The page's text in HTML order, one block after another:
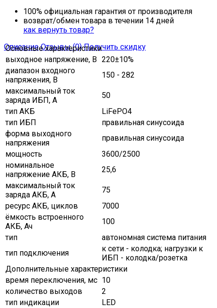
100% официальная гарантия от производителя
возврат/обмен товара в течении 14 дней
как вернуть товар?
Описание Отзывы (0) Получить скидку
Основные характеристики
выходное напряжение, В 220±10%
диапазон входного
напряжения, В
150 - 282
максимальный ток
заряда ИБП, A
50
тип АКБ
LiFePO4
тип ИБП
правильная синусоида
форма выходного
напряжения
правильная синусоида
мощность
3600/2500
номинальное
напряжение АКБ, В
25,6
максимальный ток
заряда АКБ, A
75
ресурс АКБ, циклов
7000
ёмкость встроенного
АКБ, Ач
100
тип
автономная система питания
тип подключения
к сети - колодка; нагрузки к
ИБП - колодка/розетка
Дополнительные характеристики
время переключения, мс 10
количество выходов
2
тип индикации
LED